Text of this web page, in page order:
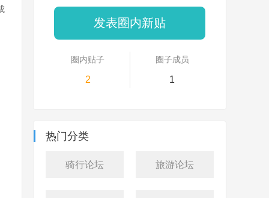
发表圈内新贴
圈内贴子
2
圈子成员
1
热门分类
骑行论坛 旅游论坛